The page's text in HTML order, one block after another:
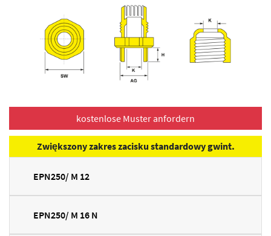
Zwiększony zakres zacisku standardowy gwint.
EPN250/ M 12
EPN250/ M 16 N